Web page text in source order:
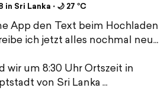
in Sri Lanka ⋅ 🌙 27 °C
App den Text beim Hochladen
ich jetzt alles nochmal neu...
wir um 8:30 Uhr Ortszeit in
von Sri Lanka